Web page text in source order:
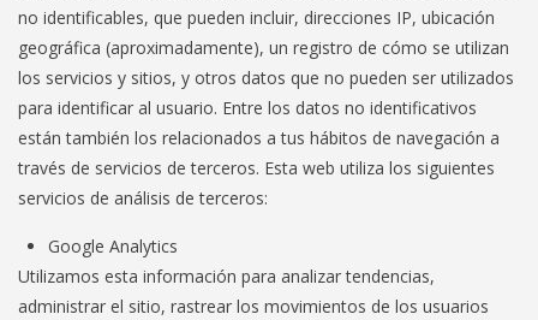
no identificables, que pueden incluir, direcciones IP, ubicación
geográfica (aproximadamente), un registro de cómo se utilizan
los servicios y sitios, y otros datos que no pueden ser utilizados
para identificar al usuario. Entre los datos no identificativos
están también los relacionados a tus hábitos de navegación a
través de servicios de terceros. Esta web utiliza los siguientes
servicios de análisis de terceros:
Google Analytics
Utilizamos esta información para analizar tendencias,
administrar el sitio, rastrear los movimientos de los usuarios